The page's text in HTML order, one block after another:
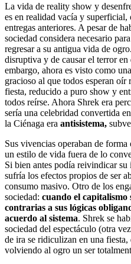
La vida de reality show y
es en realidad vacía y
entregas anteriores. A pesar de
sociedad considera necesario
regresar a su antigua vida de
disruptiva y de causar el terror
embargo, ahora es visto como
gracioso al que todos esperan
fiesta, reducido a puro show y
todos reírse. Ahora Shrek era
sería una celebridad convertida
la Ciénaga era antisistema,
Sus vivencias operaban de
un estilo de vida fuera de lo
Si bien antes podía reivindicar
sufría los efectos propios de ser
consumo masivo. Otro de los
sociedad: cuando el capitalismo
contrarias a sus lógicas
acuerdo al sistema. Shrek se
sociedad del espectáculo (otra
de ira se ridiculizan en una
volviendo al ogro un ser